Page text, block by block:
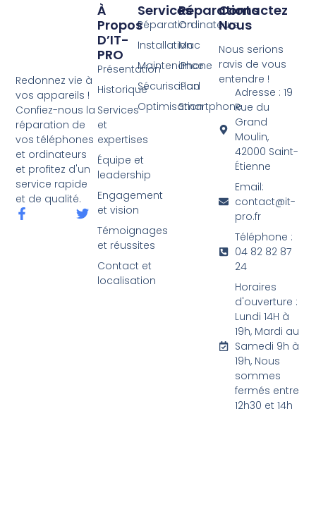
Redonnez vie à
vos appareils !
Confiez-nous la
réparation de
vos téléphones
et ordinateurs
et profitez d'un
service rapide
et de qualité.
Réparations
Ordinateurs
Mac
iPhone
iPad
Smartphone
Services
Réparation
Installation
Maintenance
Sécurisation
Optimisation
À
Propos
D’IT-
PRO
Présentation
Historique
Services
et
expertises
Équipe et
leadership
Engagement
et vision
Témoignages
et réussites
Contact et
localisation
Contactez
Nous
Nous serions
ravis de vous
entendre !
Adresse : 19
Rue du
Grand
Moulin,
42000 Saint-
Étienne
Email:
contact@it-
pro.fr
Téléphone :
04 82 82 87
24
Horaires
d'ouverture :
Lundi 14H à
19h, Mardi au
Samedi 9h à
19h, Nous
sommes
fermés entre
12h30 et 14h